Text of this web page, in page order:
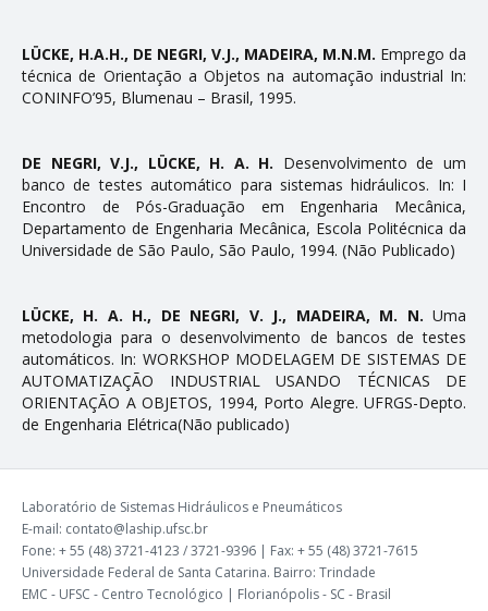
LÜCKE, H.A.H., DE NEGRI, V.J., MADEIRA, M.N.M. Emprego da
técnica de Orientação a Objetos na automação industrial In:
CONINFO’95, Blumenau – Brasil, 1995.
DE NEGRI, V.J., LÜCKE, H. A. H. Desenvolvimento de um
banco de testes automático para sistemas hidráulicos. In: I
Encontro de Pós-Graduação em Engenharia Mecânica,
Departamento de Engenharia Mecânica, Escola Politécnica da
Universidade de São Paulo, São Paulo, 1994. (Não Publicado)
LÜCKE, H. A. H., DE NEGRI, V. J., MADEIRA, M. N. Uma
metodologia para o desenvolvimento de bancos de testes
automáticos. In: WORKSHOP MODELAGEM DE SISTEMAS DE
AUTOMATIZAÇÃO INDUSTRIAL USANDO TÉCNICAS DE
ORIENTAÇÃO A OBJETOS, 1994, Porto Alegre. UFRGS-Depto.
de Engenharia Elétrica(Não publicado)
Laboratório de Sistemas Hidráulicos e Pneumáticos
E-mail: contato@laship.ufsc.br
Fone: + 55 (48) 3721-4123 / 3721-9396 | Fax: + 55 (48) 3721-7615
Universidade Federal de Santa Catarina. Bairro: Trindade
EMC - UFSC - Centro Tecnológico | Florianópolis - SC - Brasil